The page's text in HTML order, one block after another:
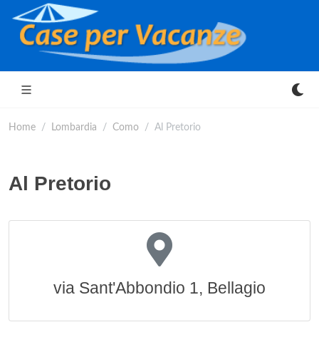
Home Lombardia Como Al Pretorio
Al Pretorio
via Sant'Abbondio 1, Bellagio